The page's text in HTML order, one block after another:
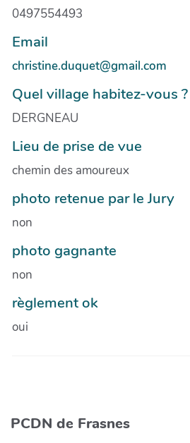
0497554493
Email
christine.duquet@gmail.com
Quel village habitez-vous ?
DERGNEAU
Lieu de prise de vue
chemin des amoureux
photo retenue par le Jury
non
photo gagnante
non
règlement ok
oui
PCDN de Frasnes